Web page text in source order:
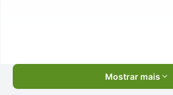
Mostrar mais